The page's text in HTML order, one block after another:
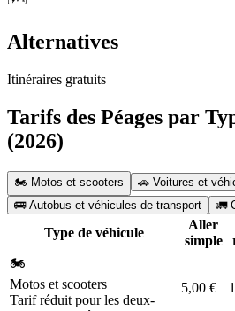
Alternatives
Itinéraires gratuits
Tarifs des Péages par
(2026)
🏍️ Motos et scooters
🚗 Voitures et
🚌 Autobus et véhicules de transport
Type de véhicule
Aller
simple
🏍️
Motos et scooters
Tarif réduit pour les deux-
5,00 €